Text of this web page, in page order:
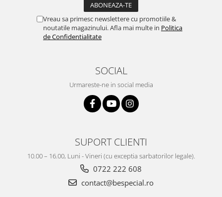
Vreau sa primesc newslettere cu promotiile &
noutatile magazinului. Afla mai multe in Politica
de Confidentialitate
SOCIAL
Urmareste-ne in social media
SUPORT CLIENTI
10.00 – 16.00, Luni - Vineri (cu exceptia sarbatorilor legale).
0722 222 608
contact@bespecial.ro